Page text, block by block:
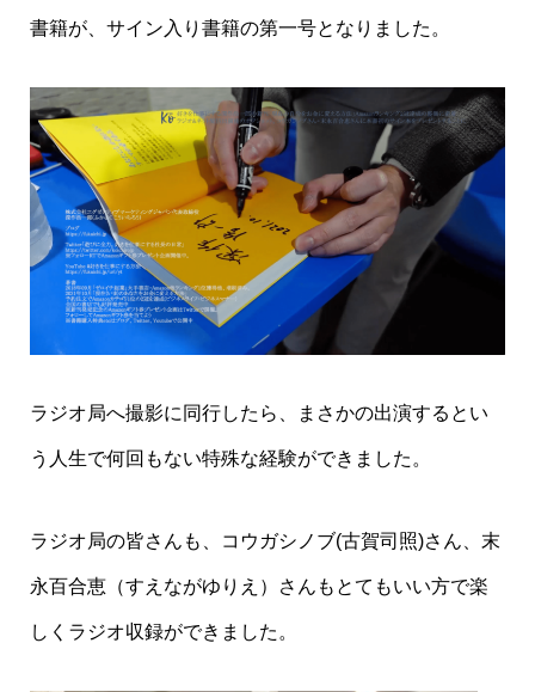
書籍が、サイン入り書籍の第一号となりました。
ラジオ局へ撮影に同行したら、まさかの出演するとい
う人生で何回もない特殊な経験ができました。
ラジオ局の皆さんも、コウガシノブ(古賀司照)さん、末
永百合恵（すえながゆりえ）さんもとてもいい方で楽
しくラジオ収録ができました。